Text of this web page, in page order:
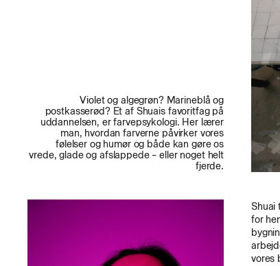
Violet og algegrøn? Marineblå og
postkasserød? Et af Shuais favoritfag på
uddannelsen, er farvepsykologi. Her lærer
man, hvordan farverne påvirker vores
følelser og humør og både kan gøre os
vrede, glade og afslappede – eller noget helt
fjerde.
Shuai
for
vores